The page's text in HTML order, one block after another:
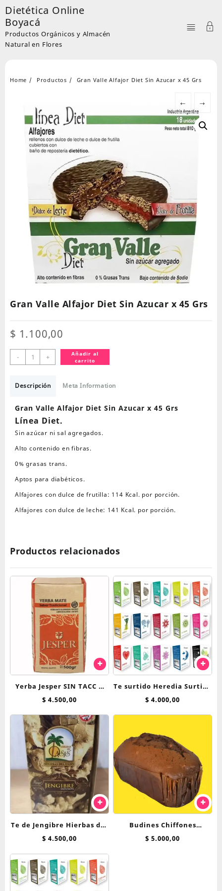
Skip
to
content
Dietética Online
Boyacá
Productos Orgánicos y Almacén
Natural en Flores
Home Productos Gran Valle Alfajor Diet Sin Azucar x 45 Grs
← →
Gran Valle Alfajor Diet Sin Azucar x 45 Grs
$ 1.100,00
-
Gran
Valle
Diet
Azucar
Grs
cantidad
+
Añadir al
carrito
Descripción Meta Information
Gran Valle Alfajor Diet Sin Azucar x 45 Grs
Línea Diet.
Sin azúcar ni sal agregados.
Alto contenido en fibras.
0% grasas trans.
Aptos para diabéticos.
Alfajores con dulce de frutilla: 114 Kcal. por porción.
Alfajores con dulce de leche: 141 Kcal. por porción.
Productos relacionados
Yerba Jesper SIN TACC x
500 g
$ 4.500,00
Te surtido Heredia Surtido
Clasico saquitos
$ 4.000,00
Te de Jengibre Hierbas del
Oasis saquitos
$ 4.500,00
Budines Chiffones
Breadnet
$ 5.000,00